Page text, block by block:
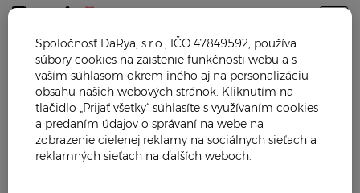
ÉCOIFFIER
Autíčka a vlaky
Detské vozidlá
Hračky pre najmenších
Hľadáte hračky do piesku,
kuchynky pre deti alebo
pracovné stoly Écoiffier?
Hračky od francúzskeho
Spoločnosť DaRya, s.r.o., IČO 47849592, používa
súbory cookies na zaistenie funkčnosti webu a s
vaším súhlasom okrem iného aj na personalizáciu
obsahu našich webových stránok. Kliknutím na
tlačidlo „Prijať všetky“ súhlasíte s využívaním cookies
a predaním údajov o správaní na webe na
zobrazenie cielenej reklamy na sociálnych sieťach a
reklamných sieťach na ďalších weboch.